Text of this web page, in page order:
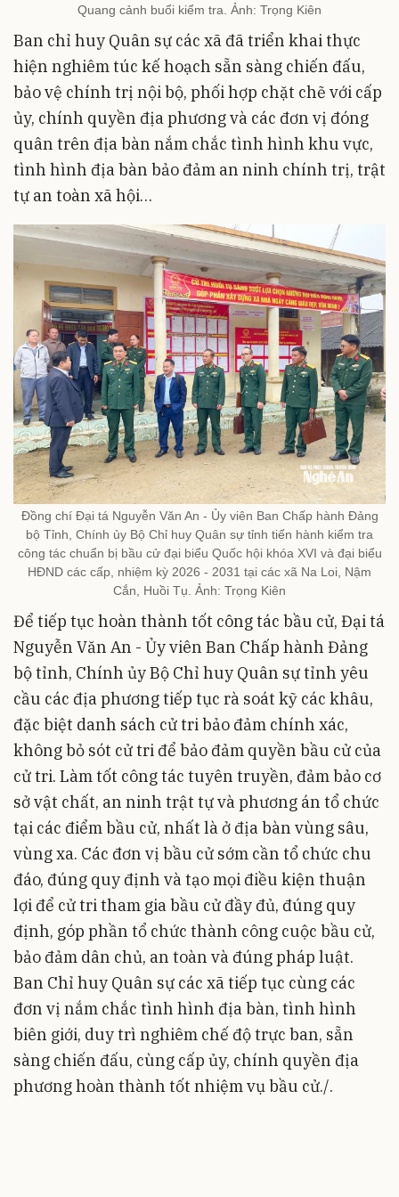
Quang cảnh buổi kiểm tra. Ảnh: Trọng Kiên
Ban chỉ huy Quân sự các xã đã triển khai thực
hiện nghiêm túc kế hoạch sẵn sàng chiến đấu,
bảo vệ chính trị nội bộ, phối hợp chặt chẽ với cấp
ủy, chính quyền địa phương và các đơn vị đóng
quân trên địa bàn nắm chắc tình hình khu vực,
tình hình địa bàn bảo đảm an ninh chính trị, trật
tự an toàn xã hội…
Đồng chí Đại tá Nguyễn Văn An - Ủy viên Ban Chấp hành Đảng
bộ Tỉnh, Chính ủy Bộ Chỉ huy Quân sự tỉnh tiến hành kiểm tra
công tác chuẩn bị bầu cử đại biểu Quốc hội khóa XVI và đại biểu
HĐND các cấp, nhiệm kỳ 2026 - 2031 tại các xã Na Loi, Nậm
Cắn, Huồi Tụ. Ảnh: Trọng Kiên
Để tiếp tục hoàn thành tốt công tác bầu cử, Đại tá
Nguyễn Văn An - Ủy viên Ban Chấp hành Đảng
bộ tỉnh, Chính ủy Bộ Chỉ huy Quân sự tỉnh yêu
cầu các địa phương tiếp tục rà soát kỹ các khâu,
đặc biệt danh sách cử tri bảo đảm chính xác,
không bỏ sót cử tri để bảo đảm quyền bầu cử của
cử tri. Làm tốt công tác tuyên truyền, đảm bảo cơ
sở vật chất, an ninh trật tự và phương án tổ chức
tại các điểm bầu cử, nhất là ở địa bàn vùng sâu,
vùng xa. Các đơn vị bầu cử sớm cần tổ chức chu
đáo, đúng quy định và tạo mọi điều kiện thuận
lợi để cử tri tham gia bầu cử đầy đủ, đúng quy
định, góp phần tổ chức thành công cuộc bầu cử,
bảo đảm dân chủ, an toàn và đúng pháp luật.
Ban Chỉ huy Quân sự các xã tiếp tục cùng các
đơn vị nắm chắc tình hình địa bàn, tình hình
biên giới, duy trì nghiêm chế độ trực ban, sẵn
sàng chiến đấu, cùng cấp ủy, chính quyền địa
phương hoàn thành tốt nhiệm vụ bầu cử./.